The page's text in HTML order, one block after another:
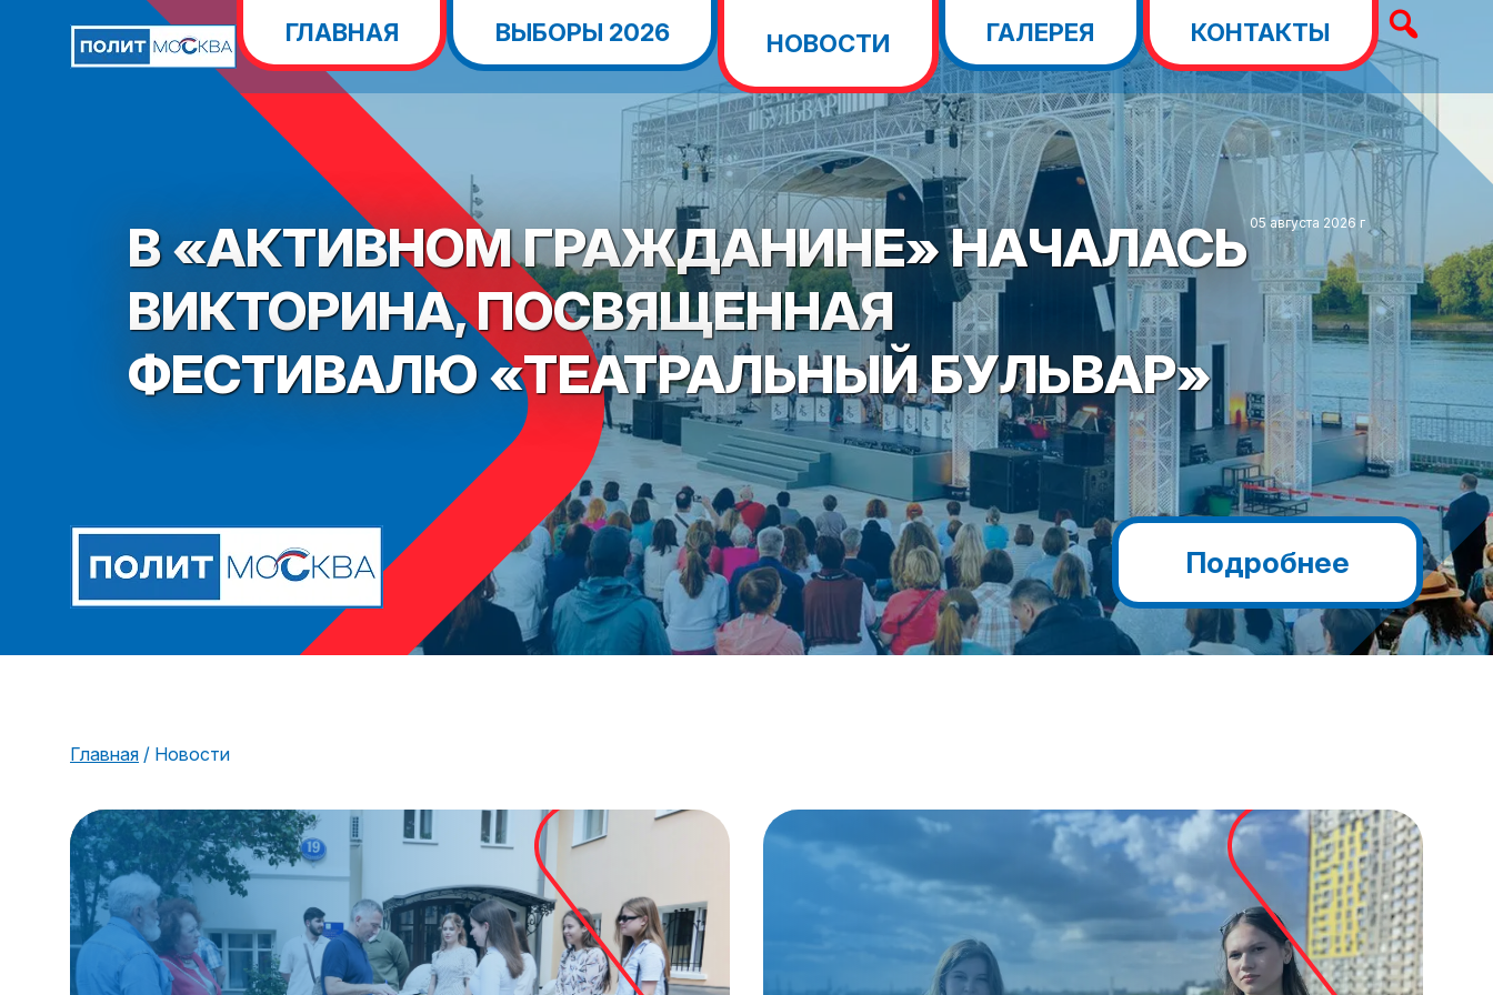
ГЛАВНАЯ ВЫБОРЫ 2026 НОВОСТИ ГАЛЕРЕЯ КОНТАКТЫ
В «АКТИВНОМ ГРАЖДАНИНЕ» НАЧАЛАСЬ
ВИКТОРИНА, ПОСВЯЩЕННАЯ
ФЕСТИВАЛЮ «ТЕАТРАЛЬНЫЙ БУЛЬВАР»
05 августа 2026 г
Подробнее
Главная / Новости